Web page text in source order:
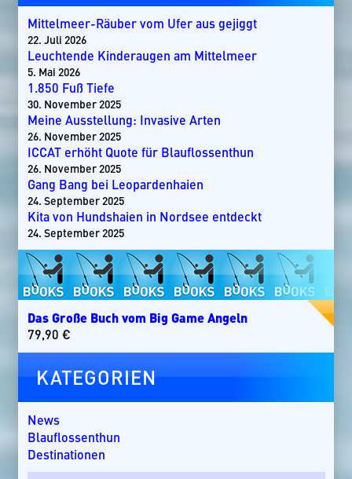
Mittelmeer-Räuber vom Ufer aus gejiggt
22. Juli 2026
Leuchtende Kinderaugen am Mittelmeer
5. Mai 2026
1.850 Fuß Tiefe
30. November 2025
Meine Ausstellung: Invasive Arten
26. November 2025
ICCAT erhöht Quote für Blauflossenthun
26. November 2025
Gang Bang bei Leopardenhaien
24. September 2025
Kita von Hundshaien in Nordsee entdeckt
24. September 2025
Das Große Buch vom Big Game Angeln
79,90 €
KATEGORIEN
News
Blauflossenthun
Destinationen